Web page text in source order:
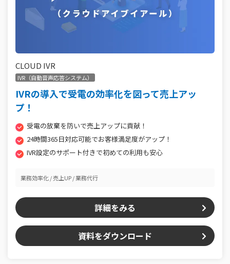
CLOUD IVR
IVR（自動音声応答システム）
IVRの導入で受電の効率化を図って売上アッ
プ！
受電の放棄を防いで売上アップに貢献！
24時間365日対応可能でお客様満足度がアップ！
IVR設定のサポート付きで初めての利用も安心
業務効率化 売上UP 業務代行
詳細をみる
資料をダウンロード